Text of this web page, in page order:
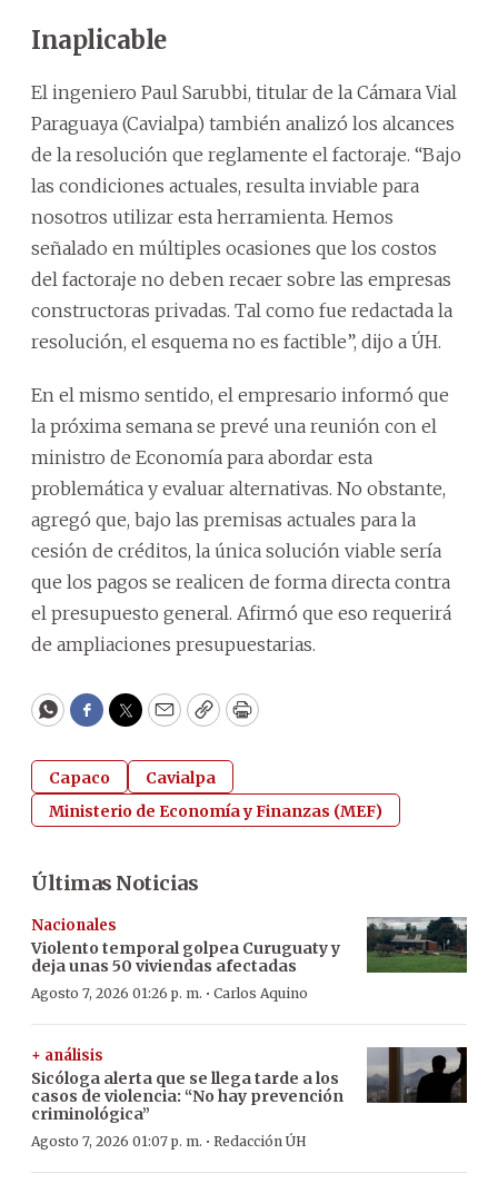
Inaplicable
El ingeniero Paul Sarubbi, titular de la Cámara Vial
Paraguaya (Cavialpa) también analizó los alcances
de la resolución que reglamente el factoraje. “Bajo
las condiciones actuales, resulta inviable para
nosotros utilizar esta herramienta. Hemos
señalado en múltiples ocasiones que los costos
del factoraje no deben recaer sobre las empresas
constructoras privadas. Tal como fue redactada la
resolución, el esquema no es factible”, dijo a ÚH.
En el mismo sentido, el empresario informó que
la próxima semana se prevé una reunión con el
ministro de Economía para abordar esta
problemática y evaluar alternativas. No obstante,
agregó que, bajo las premisas actuales para la
cesión de créditos, la única solución viable sería
que los pagos se realicen de forma directa contra
el presupuesto general. Afirmó que eso requerirá
de ampliaciones presupuestarias.
WhatsApp
Facebook
Twitter
EmailCopyPrint
Capaco
Cavialpa
Ministerio de Economía y Finanzas (MEF)
Últimas Noticias
Nacionales
Violento temporal golpea Curuguaty y
deja unas 50 viviendas afectadas
Agosto 7, 2026 01:26 p. m. · Carlos Aquino
+ análisis
Sicóloga alerta que se llega tarde a los
casos de violencia: “No hay prevención
criminológica”
Agosto 7, 2026 01:07 p. m. · Redacción ÚH